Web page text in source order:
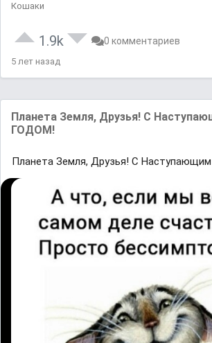
Кошаки
1.9k 0 комментариев
5 лет назад
Планета Земля, Друзья! С
ГОДОМ!
Планета Земля, Друзья! С